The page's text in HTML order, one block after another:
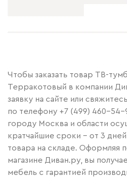
Чтобы заказать товар ТВ-
Терракотовый в компании
заявку на сайте или
по телефону +7 (499) 460-54-
городу Москва и области
кратчайшие сроки – от 3
товара на складе. Оформляя
магазине Диван.ру, вы
мебель с гарантией